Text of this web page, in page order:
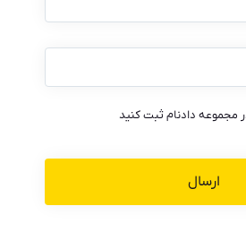
مجموعه دادنام ثبت کنید